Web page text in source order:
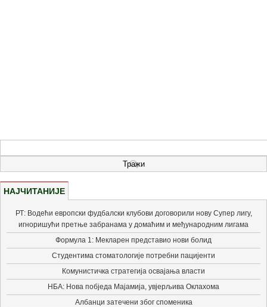
НАЈЧИТАНИЈЕ
РТ: Водећи европски фудбалски клубови договорили нову Супер лигу,
игноришући претње забранама у домаћим и међународним лигама
Формула 1: Мекларен представио нови болид
Студентима стоматологије потребни пацијенти
Комунистичка стратегија освајања власти
НБА: Нова побједа Мајамија, увјерљива Оклахома
Албанци затечени због споменика